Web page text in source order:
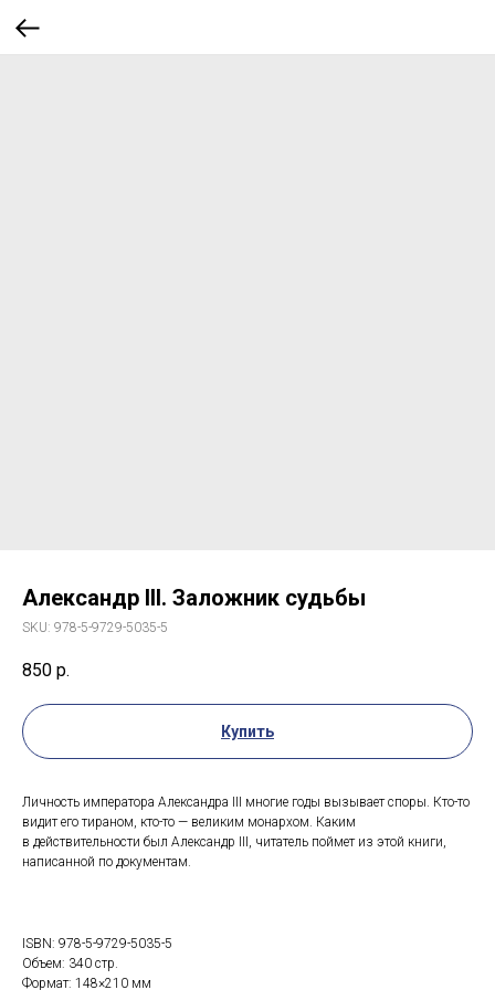
Александр III. Заложник судьбы
SKU: 978-5-9729-5035-5
850 р.
Купить
Личность императора Александра III многие годы вызывает споры. Кто-то
видит его тираном, кто-то — великим монархом. Каким
в действительности был Александр III, читатель поймет из этой книги,
написанной по документам.
ISBN: 978-5-9729-5035-5
Объем: 340 стр.
Формат: 148×210 мм